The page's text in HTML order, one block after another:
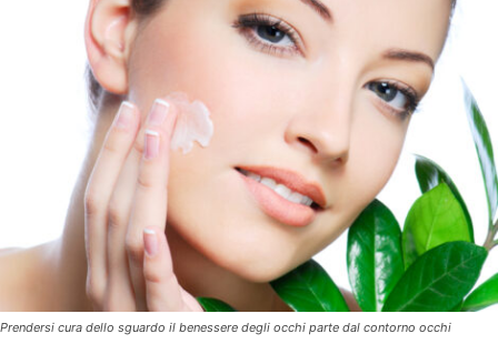
Prendersi cura dello sguardo il benessere degli occhi parte dal contorno occhi